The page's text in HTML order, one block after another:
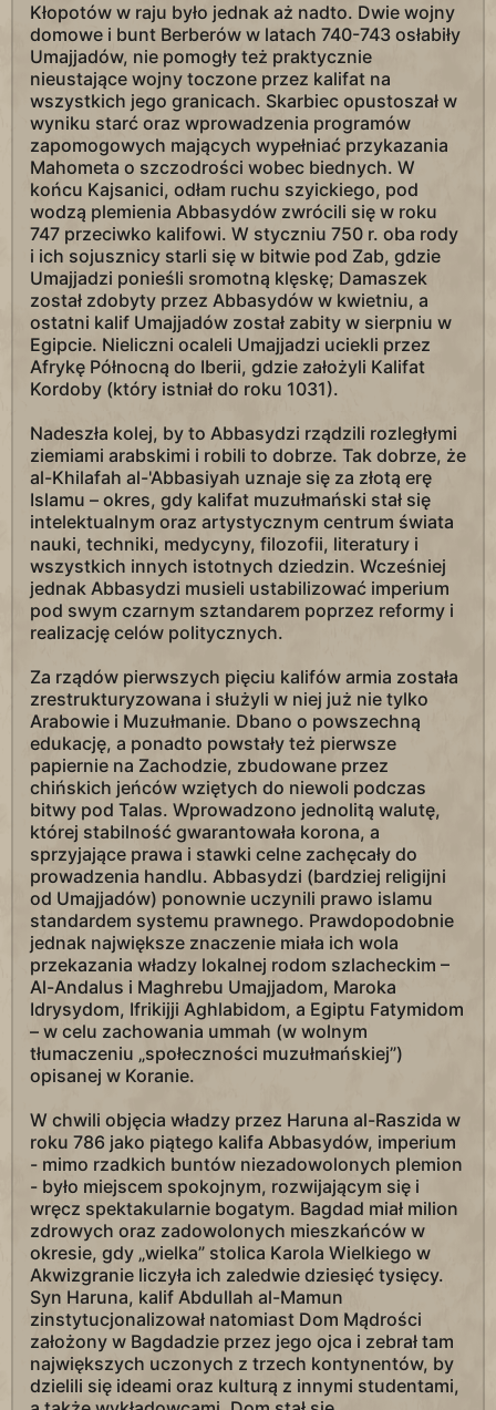
Kłopotów w raju było jednak aż nadto. Dwie wojny
domowe i bunt Berberów w latach 740-743 osłabiły
Umajjadów, nie pomogły też praktycznie
nieustające wojny toczone przez kalifat na
wszystkich jego granicach. Skarbiec opustoszał w
wyniku starć oraz wprowadzenia programów
zapomogowych mających wypełniać przykazania
Mahometa o szczodrości wobec biednych. W
końcu Kajsanici, odłam ruchu szyickiego, pod
wodzą plemienia Abbasydów zwrócili się w roku
747 przeciwko kalifowi. W styczniu 750 r. oba rody
i ich sojusznicy starli się w bitwie pod Zab, gdzie
Umajjadzi ponieśli sromotną klęskę; Damaszek
został zdobyty przez Abbasydów w kwietniu, a
ostatni kalif Umajjadów został zabity w sierpniu w
Egipcie. Nieliczni ocaleli Umajjadzi uciekli przez
Afrykę Północną do Iberii, gdzie założyli Kalifat
Kordoby (który istniał do roku 1031).
Nadeszła kolej, by to Abbasydzi rządzili rozległymi
ziemiami arabskimi i robili to dobrze. Tak dobrze, że
al-Khilafah al-'Abbasiyah uznaje się za złotą erę
Islamu – okres, gdy kalifat muzułmański stał się
intelektualnym oraz artystycznym centrum świata
nauki, techniki, medycyny, filozofii, literatury i
wszystkich innych istotnych dziedzin. Wcześniej
jednak Abbasydzi musieli ustabilizować imperium
pod swym czarnym sztandarem poprzez reformy i
realizację celów politycznych.
Za rządów pierwszych pięciu kalifów armia została
zrestrukturyzowana i służyli w niej już nie tylko
Arabowie i Muzułmanie. Dbano o powszechną
edukację, a ponadto powstały też pierwsze
papiernie na Zachodzie, zbudowane przez
chińskich jeńców wziętych do niewoli podczas
bitwy pod Talas. Wprowadzono jednolitą walutę,
której stabilność gwarantowała korona, a
sprzyjające prawa i stawki celne zachęcały do
prowadzenia handlu. Abbasydzi (bardziej religijni
od Umajjadów) ponownie uczynili prawo islamu
standardem systemu prawnego. Prawdopodobnie
jednak największe znaczenie miała ich wola
przekazania władzy lokalnej rodom szlacheckim –
Al-Andalus i Maghrebu Umajjadom, Maroka
Idrysydom, Ifrikijji Aghlabidom, a Egiptu Fatymidom
– w celu zachowania ummah (w wolnym
tłumaczeniu „społeczności muzułmańskiej”)
opisanej w Koranie.
W chwili objęcia władzy przez Haruna al-Raszida w
roku 786 jako piątego kalifa Abbasydów, imperium
- mimo rzadkich buntów niezadowolonych plemion
- było miejscem spokojnym, rozwijającym się i
wręcz spektakularnie bogatym. Bagdad miał milion
zdrowych oraz zadowolonych mieszkańców w
okresie, gdy „wielka” stolica Karola Wielkiego w
Akwizgranie liczyła ich zaledwie dziesięć tysięcy.
Syn Haruna, kalif Abdullah al-Mamun
zinstytucjonalizował natomiast Dom Mądrości
założony w Bagdadzie przez jego ojca i zebrał tam
największych uczonych z trzech kontynentów, by
dzielili się ideami oraz kulturą z innymi studentami,